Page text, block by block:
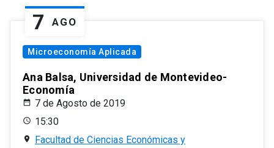
7 AGO
Microeconomía Aplicada
Ana Balsa, Universidad de Montevideo-
Economía
7 de Agosto de 2019
15:30
Facultad de Ciencias Económicas y